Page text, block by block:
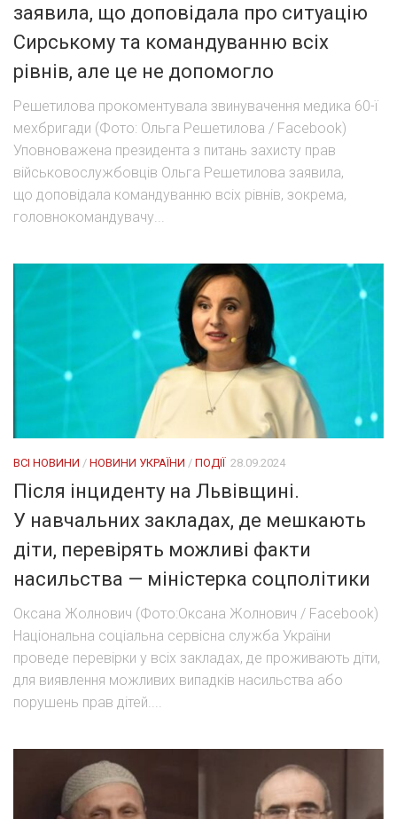
заявила, що доповідала про ситуацію
Сирському та командуванню всіх
рівнів, але це не допомогло
Решетилова прокоментувала звинувачення медика 60-ї
мехбригади (Фото: Ольга Решетилова / Facebook)
Уповноважена президента з питань захисту прав
військовослужбовців Ольга Решетилова заявила,
що доповідала командуванню всіх рівнів, зокрема,
головнокомандувачу...
ВСІ НОВИНИ / НОВИНИ УКРАЇНИ / ПОДІЇ 28.09.2024
Після інциденту на Львівщині.
У навчальних закладах, де мешкають
діти, перевірять можливі факти
насильства — міністерка соцполітики
Оксана Жолнович (Фото:Оксана Жолнович / Facebook)
Національна соціальна сервісна служба України
проведе перевірки у всіх закладах, де проживають діти,
для виявлення можливих випадків насильства або
порушень прав дітей....